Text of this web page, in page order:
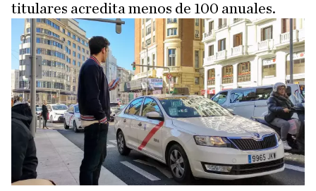
titulares acredita menos de 100 anuales.